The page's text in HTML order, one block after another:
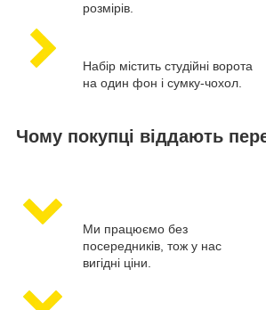
розмірів.
Набір містить студійні ворота
на один фон і сумку-чохол.
Чому покупці віддають
Ми працюємо без
посередників, тож у нас
вигідні ціни.